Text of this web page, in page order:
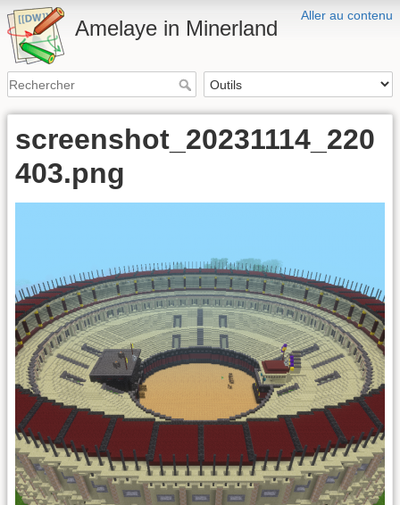
Aller au contenu
Amelaye in Minerland
screenshot_20231114_220
403.png